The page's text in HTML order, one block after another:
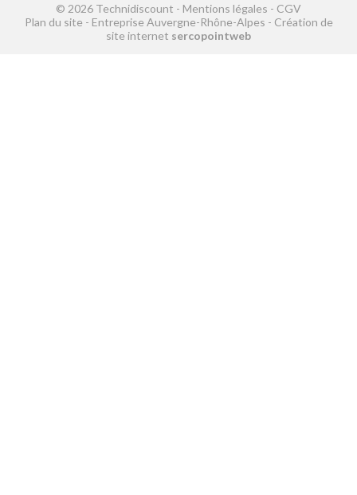
© 2026 Technidiscount - Mentions légales - CGV
Plan du site - Entreprise Auvergne-Rhône-Alpes - Création de
site internet sercopointweb